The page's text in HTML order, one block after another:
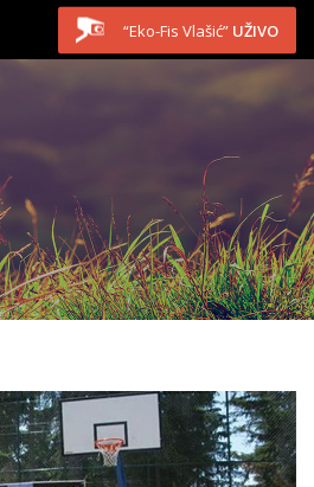
“Eko-Fis Vlašić” UŽIVO